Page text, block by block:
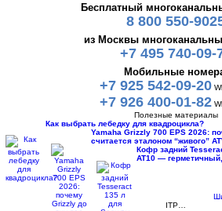
Бесплатный
8 800 550-
из Москвы
+7 495 740-09-
Мобильные
+7 925 542-09-20
+7 926 400-01-82
Полезные материалы
Как выбрать лебедку для квадроцикла?
Yamaha Grizzly 700 EPS 2026:
считается эталоном “живого”
Кофр задний
AT10 —
ITP…